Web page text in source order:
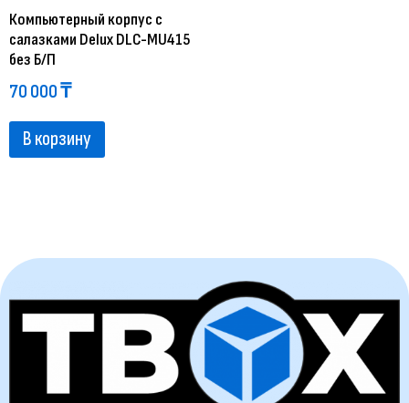
Компьютерный корпус с
салазками Delux DLC-MU415
без Б/П
70 000₸
В корзину